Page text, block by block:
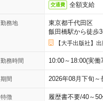
交通費 全額支給
勤務地
東京都千代田区
飯田橋駅から徒歩
【大手出版社】
勤務時間 10:00～18:00(実
期間 2026年08月下旬
特徴 履歴書不要/40～